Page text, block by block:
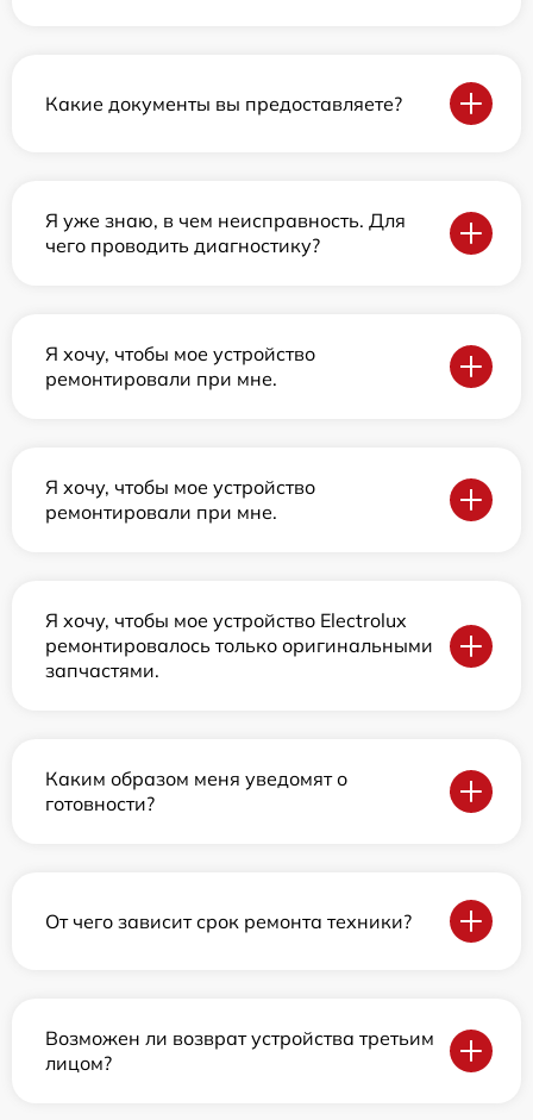
Какие документы вы предоставляете?
Я уже знаю, в чем неисправность. Для
чего проводить диагностику?
Я хочу, чтобы мое устройство
ремонтировали при мне.
Я хочу, чтобы мое устройство
ремонтировали при мне.
Я хочу, чтобы мое устройство Electrolux
ремонтировалось только оригинальными
запчастями.
Каким образом меня уведомят о
готовности?
От чего зависит срок ремонта техники?
Возможен ли возврат устройства третьим
лицом?